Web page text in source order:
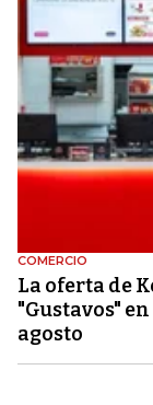
COMERCIO
La oferta de
"Gustavos"
agosto